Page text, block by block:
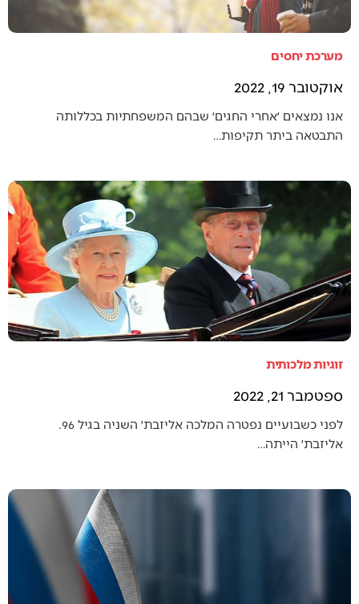
מערכת יחסים
אוקטובר 19, 2022
אנו נמצאים ׳אחרי החגים׳ שבהם המשפחתיות בכללותה
התבטאה ביתר תקיפות…
זוגיות מלכותית
ספטמבר 21, 2022
לפני כשבועיים נפטרה המלכה אליזבת׳ השניה בגיל 96.
אליזבת׳ הייתה…